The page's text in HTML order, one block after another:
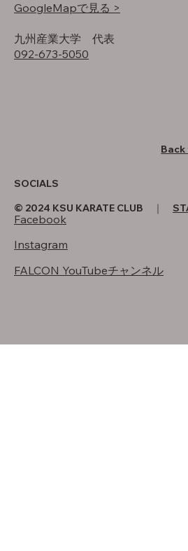
GoogleMapで見る >
​九州産業大学 代表
092-673-5050
SOCIALS
Facebook
Instagram
FALCON YouTubeチャンネル
© 2024 KSU KARATE CLUB ｜